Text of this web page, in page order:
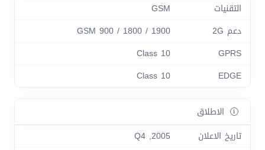
التقنيات
GSM
دعم 2G
GSM 900 / 1800 / 1900
GPRS
Class 10
EDGE
Class 10
الاطلاق
تاريخ الاعلان
2005, Q4